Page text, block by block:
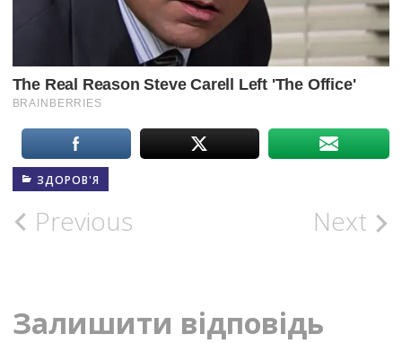
ЗДОРОВ'Я
Post
Previous Next
Залишити відповідь